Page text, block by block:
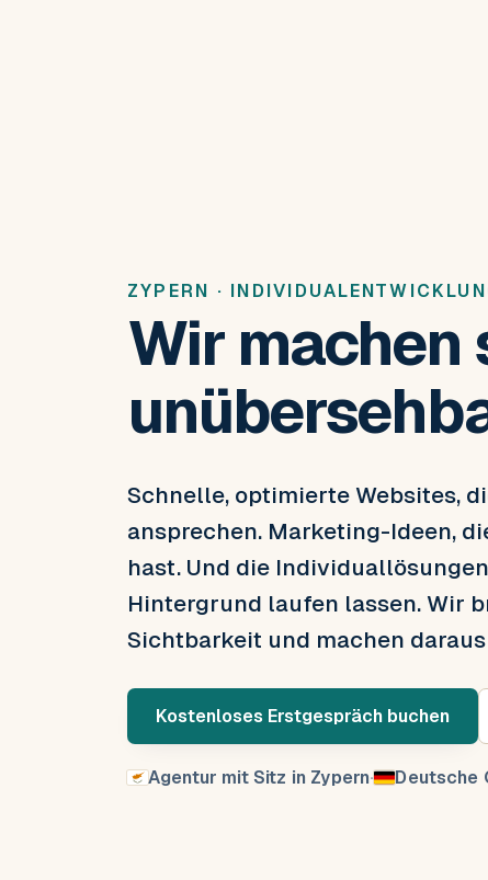
ZYPERN ·
Wir
Schnelle, optimierte Websites,
ansprechen. Marketing-Ideen,
hast. Und die
Hintergrund laufen lassen. Wir
Sichtbarkeit und machen
Kostenloses Erstgespräch buchen
Agentur mit Sitz in Zypern· Deutsche